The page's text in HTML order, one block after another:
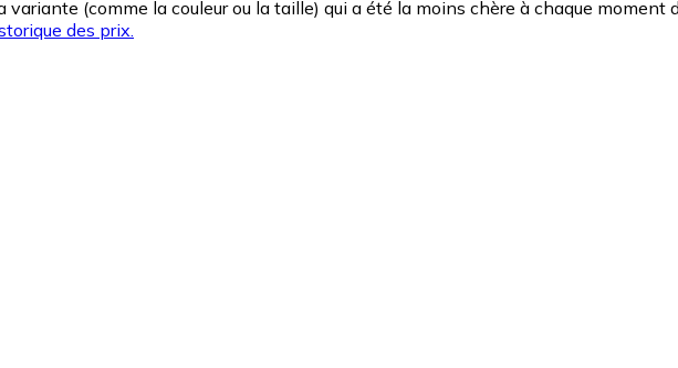
(comme la couleur ou la taille) qui a été la moins chère à chaque moment
des prix.